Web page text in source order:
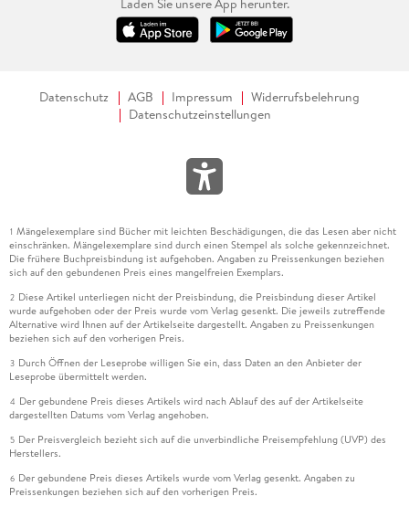
Datenschutz AGB Impressum
Widerrufsbelehrung
Datenschutzeinstellungen
1 Mängelexemplare sind Bücher mit leichten Beschädigungen, die das Lesen aber nicht
einschränken. Mängelexemplare sind durch einen Stempel als solche gekennzeichnet.
Die frühere Buchpreisbindung ist aufgehoben. Angaben zu Preissenkungen beziehen
sich auf den gebundenen Preis eines mangelfreien Exemplars.
2 Diese Artikel unterliegen nicht der Preisbindung, die Preisbindung dieser Artikel
wurde aufgehoben oder der Preis wurde vom Verlag gesenkt. Die jeweils zutreffende
Alternative wird Ihnen auf der Artikelseite dargestellt. Angaben zu Preissenkungen
beziehen sich auf den vorherigen Preis.
3 Durch Öffnen der Leseprobe willigen Sie ein, dass Daten an den Anbieter der
Leseprobe übermittelt werden.
4 Der gebundene Preis dieses Artikels wird nach Ablauf des auf der Artikelseite
dargestellten Datums vom Verlag angehoben.
5 Der Preisvergleich bezieht sich auf die unverbindliche Preisempfehlung (UVP) des
Herstellers.
6 Der gebundene Preis dieses Artikels wurde vom Verlag gesenkt. Angaben zu
Preissenkungen beziehen sich auf den vorherigen Preis.